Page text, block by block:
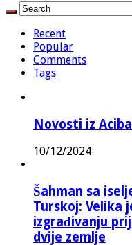
Recent
Popular
Comments
Tags
Novosti iz
10/12/2024
Šahman sa
Turskoj: Velika
izgrađivanju
dvije zemlje